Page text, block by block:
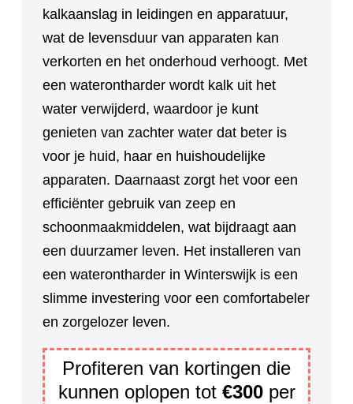
kalkaanslag in leidingen en apparatuur,
wat de levensduur van apparaten kan
verkorten en het onderhoud verhoogt. Met
een waterontharder wordt kalk uit het
water verwijderd, waardoor je kunt
genieten van zachter water dat beter is
voor je huid, haar en huishoudelijke
apparaten. Daarnaast zorgt het voor een
efficiënter gebruik van zeep en
schoonmaakmiddelen, wat bijdraagt aan
een duurzamer leven. Het installeren van
een waterontharder in Winterswijk is een
slimme investering voor een comfortabeler
en zorgelozer leven.
Profiteren van kortingen die
kunnen oplopen tot €300 per